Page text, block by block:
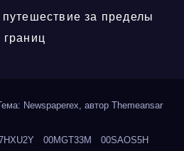
за пределы
границ
Newspaperex, автор Themeansar
00MGT33M 00SAOS5H